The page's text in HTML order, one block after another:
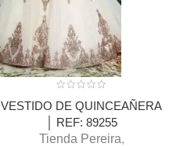
VESTIDO DE QUINCEAÑERA
│ REF: 89255
Tienda Pereira,